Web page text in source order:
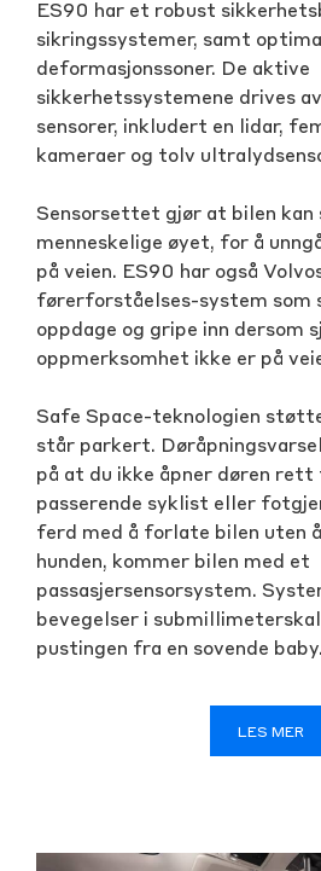
ES90 har et robust
sikringssystemer, samt
deformasjonssoner. De aktive
sikkerhetssystemene drives
sensorer, inkludert en lidar,
kameraer og tolv
Sensorsettet gjør at bilen kan
menneskelige øyet, for å
på veien. ES90 har også
førerforståelses-system som
oppdage og gripe inn dersom
oppmerksomhet ikke er på
Safe Space-teknologien
står parkert.
på at du ikke åpner døren rett
passerende syklist eller
ferd med å forlate bilen uten
hunden, kommer bilen med et
passasjersensorsystem.
bevegelser i
pustingen fra en sovende baby.
LES MER